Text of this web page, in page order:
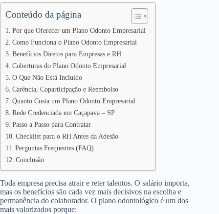
Conteúdo da página
Por que Oferecer um Plano Odonto Empresarial
Como Funciona o Plano Odonto Empresarial
Benefícios Diretos para Empresas e RH
Coberturas do Plano Odonto Empresarial
O Que Não Está Incluído
Carência, Coparticipação e Reembolso
Quanto Custa um Plano Odonto Empresarial
Rede Credenciada em Caçapava – SP
Passo a Passo para Contratar
Checklist para o RH Antes da Adesão
Perguntas Frequentes (FAQ)
Conclusão
Toda empresa precisa atrair e reter talentos. O salário importa,
mas os benefícios são cada vez mais decisivos na escolha e
permanência do colaborador. O plano odontológico é um dos
mais valorizados porque: